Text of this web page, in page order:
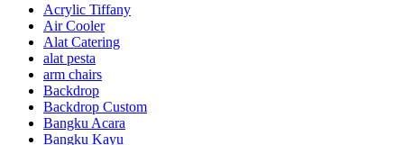
Acrylic Tiffany
Air Cooler
Alat Catering
alat pesta
arm chairs
Backdrop
Backdrop Custom
Bangku Acara
Bangku Kayu